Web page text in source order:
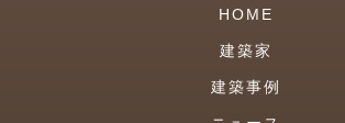
HOME
建築家
建築事例